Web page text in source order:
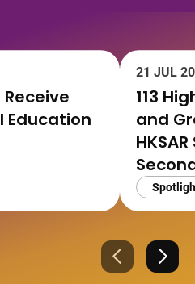
Receive
Education
21 JUL
113
and
PreviousNext